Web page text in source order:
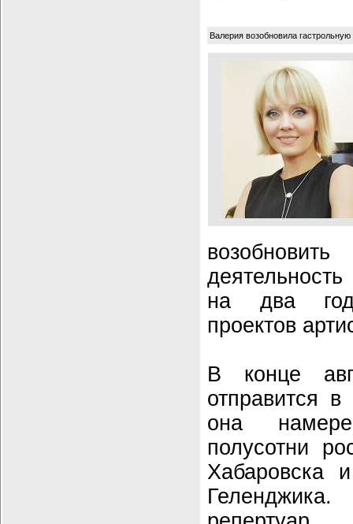
Валерия возобновила гастрольную
на два
проектов
В конце
отправится
она
полусотни
Хабаровска